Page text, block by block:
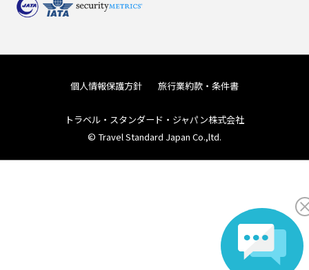
個人情報保護方針 旅行業約款・条件書
トラベル・スタンダード・ジャパン株式会社
© Travel Standard Japan Co.,ltd.